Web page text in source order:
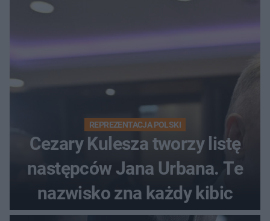
REPREZENTACJA POLSKI
Cezary Kulesza tworzy listę
następców Jana Urbana. Te
nazwisko zna każdy kibic